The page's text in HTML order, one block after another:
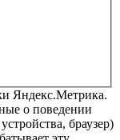
Яндекс.Метрика.
о поведении
браузер)